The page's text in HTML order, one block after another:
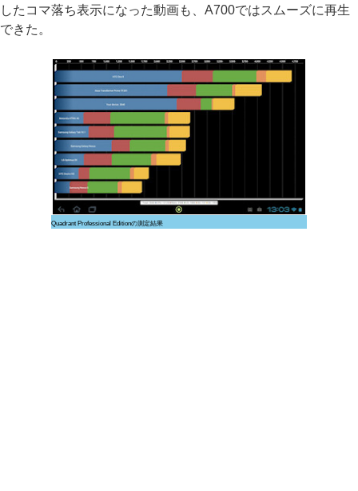
したコマ落ち表示になった動画も、A700ではスムーズに再生
できた。
Quadrant Professional Editionの測定結果